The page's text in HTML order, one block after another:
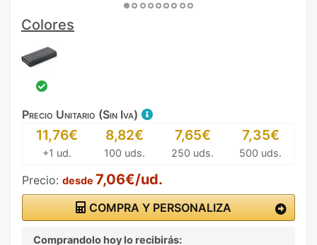
Colores
Precio Unitario (Sin Iva)
11,76€
+1 ud.
8,82€
100 uds.
7,65€
250 uds.
7,35€
500 uds.
Precio: desde 7,06€/ud.
COMPRA Y PERSONALIZA
Comprandolo hoy lo recibirás: